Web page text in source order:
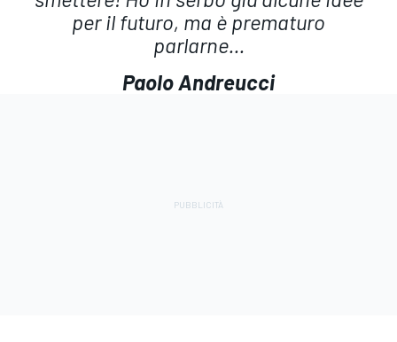
per il futuro, ma è prematuro
parlarne...
Paolo Andreucci